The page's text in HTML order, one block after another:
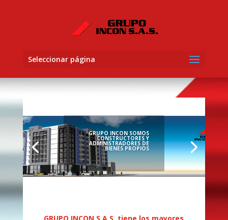
Seleccionar página
GRUPO INCON SOMOS
CONSTRUCTORES Y
ADMINISTRADORES DE
BIENES PROPIOS